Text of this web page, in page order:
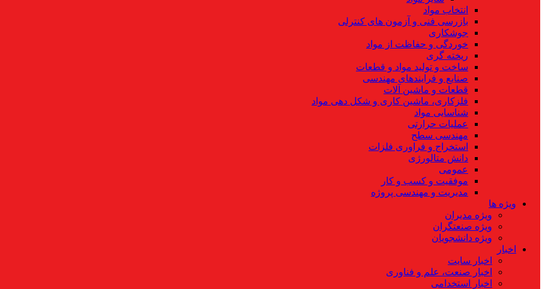
انتخاب مواد
بازرسی فنی و آزمون های کنترلی
جوشکاری
خوردگی و حفاظت از مواد
ریخته گری
ساخت و تولید مواد و قطعات
صنایع و فرایندهای مهندسی
قطعات و ماشین آلات
فلزکاری، ماشین کاری و شکل دهی مواد
شناسایی مواد
عملیات حرارتی
مهندسی سطح
استخراج و فراوری فلزات
دانش متالورژی
عمومی
موفقیت و کسب و کار
مدیریت و مهندسی پروژه
ویژه ها
ویژه مدیران
ویژه صنعتگران
ویژه دانشجویان
اخبار
اخبار سایت
اخبار صنعت، علم و فناوری
اخبار استخدامی